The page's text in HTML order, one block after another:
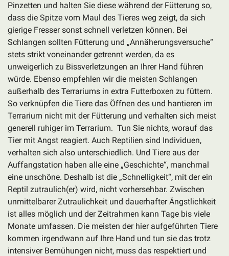
Pinzetten und halten Sie diese während der Fütterung so,
dass die Spitze vom Maul des Tieres weg zeigt, da sich
gierige Fresser sonst schnell verletzen können. Bei
Schlangen sollten Fütterung und „Annäherungsversuche“
stets strikt voneinander getrennt werden, da es
unweigerlich zu Bissverletzungen an Ihrer Hand führen
würde. Ebenso empfehlen wir die meisten Schlangen
außerhalb des Terrariums in extra Futterboxen zu füttern.
So verknüpfen die Tiere das Öffnen des und hantieren im
Terrarium nicht mit der Fütterung und verhalten sich meist
generell ruhiger im Terrarium. Tun Sie nichts, worauf das
Tier mit Angst reagiert. Auch Reptilien sind Individuen,
verhalten sich also unterschiedlich. Und Tiere aus der
Auffangstation haben alle eine „Geschichte“, manchmal
eine unschöne. Deshalb ist die „Schnelligkeit“, mit der ein
Reptil zutraulich(er) wird, nicht vorhersehbar. Zwischen
unmittelbarer Zutraulichkeit und dauerhafter Ängstlichkeit
ist alles möglich und der Zeitrahmen kann Tage bis viele
Monate umfassen. Die meisten der hier aufgeführten Tiere
kommen irgendwann auf Ihre Hand und tun sie das trotz
intensiver Bemühungen nicht, muss das respektiert und